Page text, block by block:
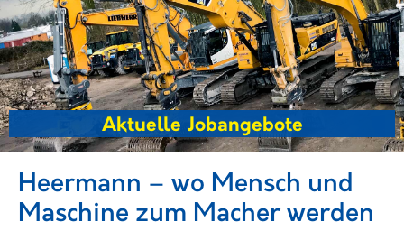
Aktuelle Jobangebote
Heermann – wo Mensch und
Maschine zum Macher werden